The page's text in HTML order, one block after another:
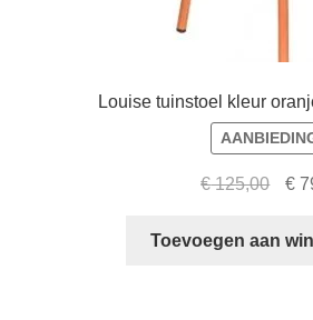
Louise tuinstoel kleur
€125,00
was:
€
Toevoegen aan